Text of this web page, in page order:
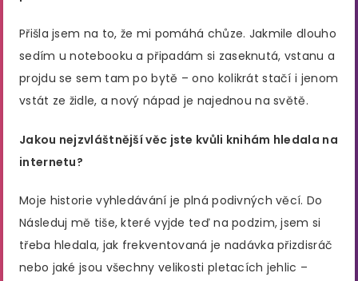
Přišla jsem na to, že mi pomáhá chůze. Jakmile dlouho
sedím u notebooku a připadám si zaseknutá, vstanu a
projdu se sem tam po bytě – ono kolikrát stačí i jenom
vstát ze židle, a nový nápad je najednou na světě.
Jakou nejzvláštnější věc jste kvůli knihám hledala na
internetu?
Moje historie vyhledávání je plná podivných věcí. Do
Následuj mě tiše, které vyjde teď na podzim, jsem si
třeba hledala, jak frekventovaná je nadávka přizdisráč
nebo jaké jsou všechny velikosti pletacích jehlic –